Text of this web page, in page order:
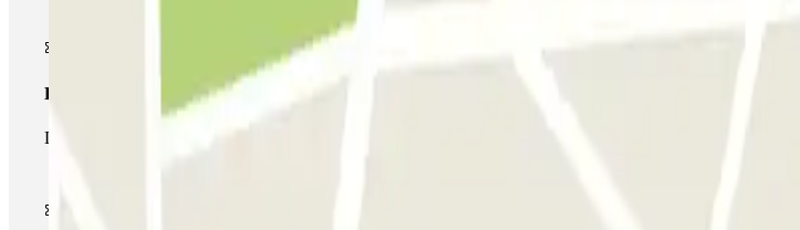
Pase multiparking
Durante tu estancia podrás hacer uso de toda la red de parkings de este operador disponibles en Parclick.